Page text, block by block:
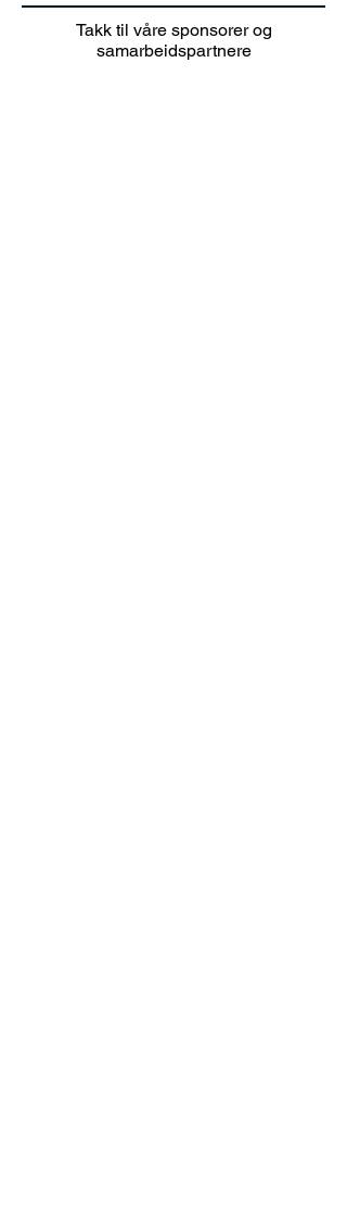
20% sommer salg på
klær i juli 👕🏌️‍♀️
Takk til våre sponsorer og
samarbeidspartnere